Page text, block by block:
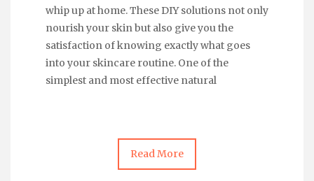
whip up at home. These DIY solutions not only
nourish your skin but also give you the
satisfaction of knowing exactly what goes
into your skincare routine. One of the
simplest and most effective natural
Read More